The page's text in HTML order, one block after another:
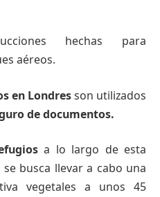
hechas para
aéreos.
en Londresson utilizados
de documentos.
a lo largo de esta
busca llevar a cabo una
vegetales a unos 45